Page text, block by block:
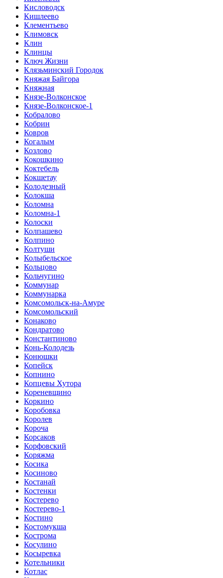
Кисловодск
Кишлеево
Клементьево
Климовск
Клин
Клинцы
Ключ Жизни
Клязьминский Городок
Княжая Байгора
Княжная
Князе-Волконское
Князе-Волконское-1
Кобралово
Кобрин
Ковров
Когалым
Козлово
Кокошкино
Коктебель
Кокшетау
Колодезный
Колокша
Коломна
Коломна-1
Колоски
Колпашево
Колпино
Колтуши
Колыбельское
Кольцово
Кольчугино
Коммунар
Коммунарка
Комсомольск-на-Амуре
Комсомольский
Конаково
Кондратово
Константиново
Конь-Колодезь
Конюшки
Копейск
Копнино
Копцевы Хутора
Кореневщино
Коркино
Коробовка
Королев
Короча
Корсаков
Корфовский
Коряжма
Косика
Косиново
Костанай
Костенки
Костерево
Костерево-1
Костино
Костомукша
Кострома
Косулино
Косыревка
Котельники
Котлас